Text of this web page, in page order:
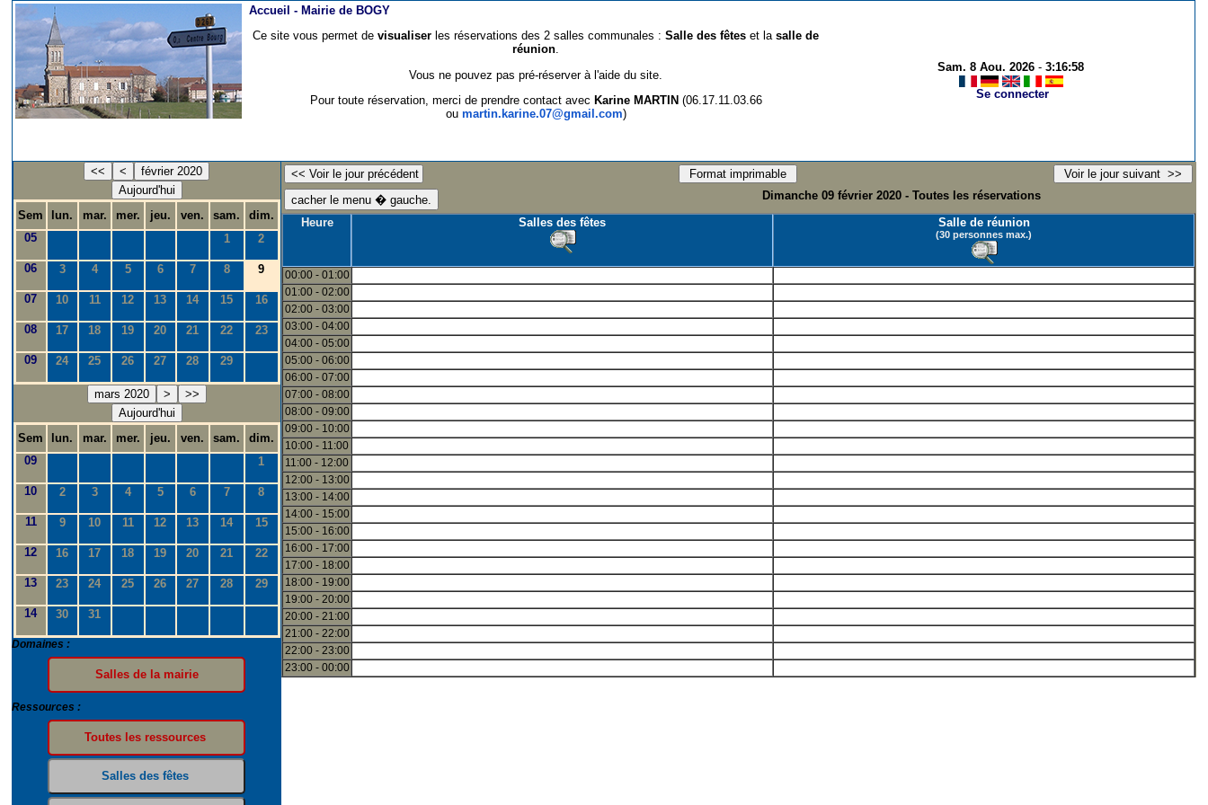
Accueil - Mairie de BOGY
Ce site vous permet devisualiser les réservations des 2 salles communales :Salle des fêtes et lasalle de
réunion.
Vous ne pouvez pas pré-réserver à l'aide du site.
Pour toute réservation, merci de prendre contact avec Karine MARTIN (06.17.11.03.66
ou martin.karine.07@gmail.com)
Sam. 8 Aou. 2026 -3:16:58
Se connecter
<< <
février 2020
Aujourd'hui
Sem
lun. mar. mer. jeu. ven. sam.
dim.
05
1 2
06 3 4 5 6 7 8 9
07 10 11 12 13 14 15 16
08 17 18 19 20 21 22 23
09 24 25 26 27 28 29
mars 2020 >
>>
Aujourd'hui
Sem
lun. mar. mer. jeu. ven. sam.
dim.
09
1
10 2 3 4 5 6 7 8
11 9 10 11 12 13 14 15
12 16 17 18 19 20 21 22
13 23 24 25 26 27 28 29
14 30 31
Domaines :
Ressources :
Dimanche 09 février 2020 - Toutes les réservations
Heure
Salles des fêtes Salle de réunion
(30 personnes max.)
00:00 - 01:00
01:00 - 02:00
02:00 - 03:00
03:00 - 04:00
04:00 - 05:00
05:00 - 06:00
06:00 - 07:00
07:00 - 08:00
08:00 - 09:00
09:00 - 10:00
10:00 - 11:00
11:00 - 12:00
12:00 - 13:00
13:00 - 14:00
14:00 - 15:00
15:00 - 16:00
16:00 - 17:00
17:00 - 18:00
18:00 - 19:00
19:00 - 20:00
20:00 - 21:00
21:00 - 22:00
22:00 - 23:00
23:00 - 00:00